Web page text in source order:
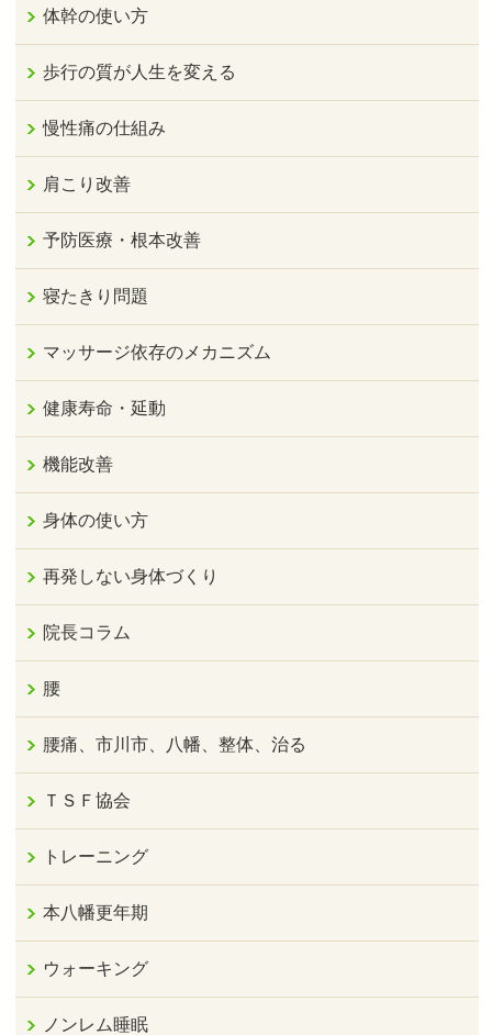
体幹の使い方
歩行の質が人生を変える
慢性痛の仕組み
肩こり改善
予防医療・根本改善
寝たきり問題
マッサージ依存のメカニズム
健康寿命・延動
機能改善
身体の使い方
再発しない身体づくり
院長コラム
腰
腰痛、市川市、八幡、整体、治る
ＴＳＦ協会
トレーニング
本八幡更年期
ウォーキング
ノンレム睡眠